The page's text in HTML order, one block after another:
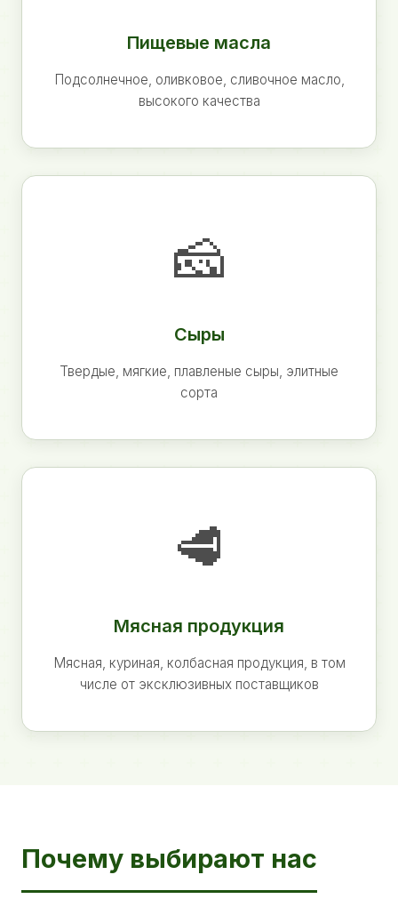
Пищевые масла
Подсолнечное, оливковое, сливочное масло,
высокого качества
🧀
Сыры
Твердые, мягкие, плавленые сыры, элитные
сорта
🥩
Мясная продукция
Мясная, куриная, колбасная продукция, в том
числе от эксклюзивных поставщиков
Почему выбирают нас